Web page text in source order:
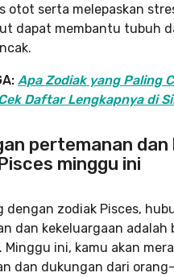
otot serta melepaskan
dapat membantu tubuh
Apa Zodiak yang Paling
Daftar Lengkapnya di
pertemanan dan
minggu ini
dengan zodiak Pisces,
dan kekeluargaan adalah
Minggu ini, kamu akan
dan dukungan dari